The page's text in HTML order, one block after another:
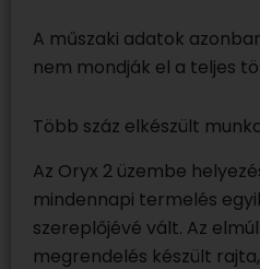
A műszaki adatok
nem mondják el a teljes
Több száz elkészült
Az Oryx 2 üzembe
mindennapi termelés
szereplőjévé vált. Az
megrendelés készült